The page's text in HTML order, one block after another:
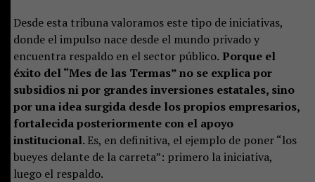
Desde esta tribuna valoramos este tipo de iniciativas,
donde el impulso nace desde el mundo privado y
encuentra respaldo en el sector público. Porque el
éxito del “Mes de las Termas” no se explica por
subsidios ni por grandes inversiones estatales, sino
por una idea surgida desde los propios empresarios,
fortalecida posteriormente con el apoyo
institucional.Es, en definitiva, el ejemplo de poner “los
bueyes delante de la carreta”: primero la iniciativa,
luego el respaldo.